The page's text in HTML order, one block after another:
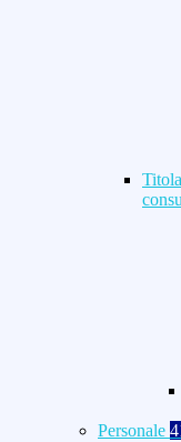
Personale